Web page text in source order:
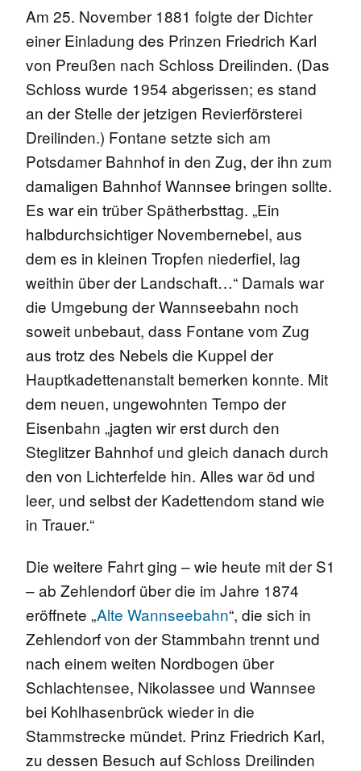
Am 25. November 1881 folgte der Dichter
einer Einladung des Prinzen Friedrich Karl
von Preußen nach Schloss Dreilinden. (Das
Schloss wurde 1954 abgerissen; es stand
an der Stelle der jetzigen Revierförsterei
Dreilinden.) Fontane setzte sich am
Potsdamer Bahnhof in den Zug, der ihn zum
damaligen Bahnhof Wannsee bringen sollte.
Es war ein trüber Spätherbsttag. „Ein
halbdurchsichtiger Novembernebel, aus
dem es in kleinen Tropfen niederfiel, lag
weithin über der Landschaft…“ Damals war
die Umgebung der Wannseebahn noch
soweit unbebaut, dass Fontane vom Zug
aus trotz des Nebels die Kuppel der
Hauptkadettenanstalt bemerken konnte. Mit
dem neuen, ungewohnten Tempo der
Eisenbahn „jagten wir erst durch den
Steglitzer Bahnhof und gleich danach durch
den von Lichterfelde hin. Alles war öd und
leer, und selbst der Kadettendom stand wie
in Trauer.“
Die weitere Fahrt ging – wie heute mit der S1
– ab Zehlendorf über die im Jahre 1874
eröffnete „Alte Wannseebahn“, die sich in
Zehlendorf von der Stammbahn trennt und
nach einem weiten Nordbogen über
Schlachtensee, Nikolassee und Wannsee
bei Kohlhasenbrück wieder in die
Stammstrecke mündet. Prinz Friedrich Karl,
zu dessen Besuch auf Schloss Dreilinden